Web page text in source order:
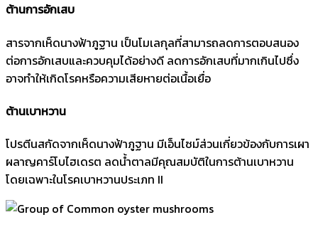
ต้านการอักเสบ
สารจากเห็ดนางฟ้าภูฐาน เป็นโมเลกุลที่สามารถลดการตอบสนอง
ต่อการอักเสบและควบคุมได้อย่างดี ลดการอักเสบที่มากเกินไปซึ่ง
อาจทำให้เกิดโรคหรือความเสียหายต่อเนื้อเยื่อ
ต้านเบาหวาน
โปรตีนสกัดจากเห็ดนางฟ้าภูฐาน มีเอ็นไซม์ส่วนเกี่ยวข้องกับการเผา
ผลาญคาร์โบไฮเดรต ลดน้ำตาลมีคุณสมบัติในการต้านเบาหวาน
โดยเฉพาะในโรคเบาหวานประเภท II